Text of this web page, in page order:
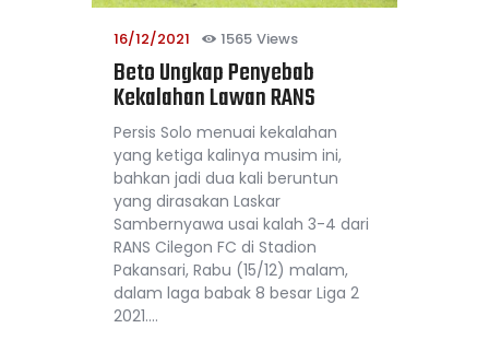
16/12/2021 1565 Views
Beto Ungkap Penyebab
Kekalahan Lawan RANS
Persis Solo menuai kekalahan
yang ketiga kalinya musim ini,
bahkan jadi dua kali beruntun
yang dirasakan Laskar
Sambernyawa usai kalah 3-4 dari
RANS Cilegon FC di Stadion
Pakansari, Rabu (15/12) malam,
dalam laga babak 8 besar Liga 2
2021.…